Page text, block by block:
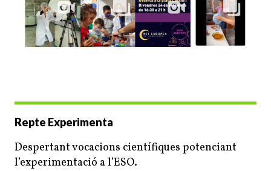
Repte Experimenta
Despertant vocacions científiques potenciant
l’experimentació a l’ESO.